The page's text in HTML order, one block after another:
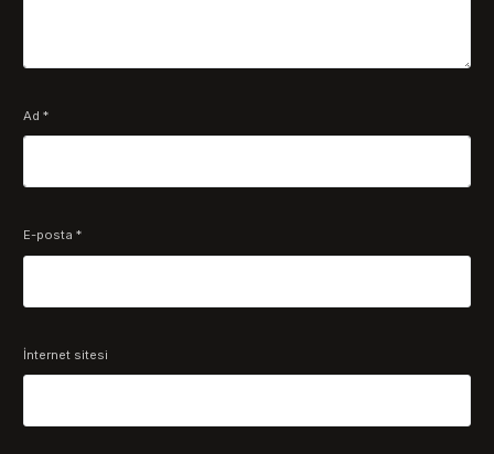
Ad*
E-posta*
İnternet sitesi